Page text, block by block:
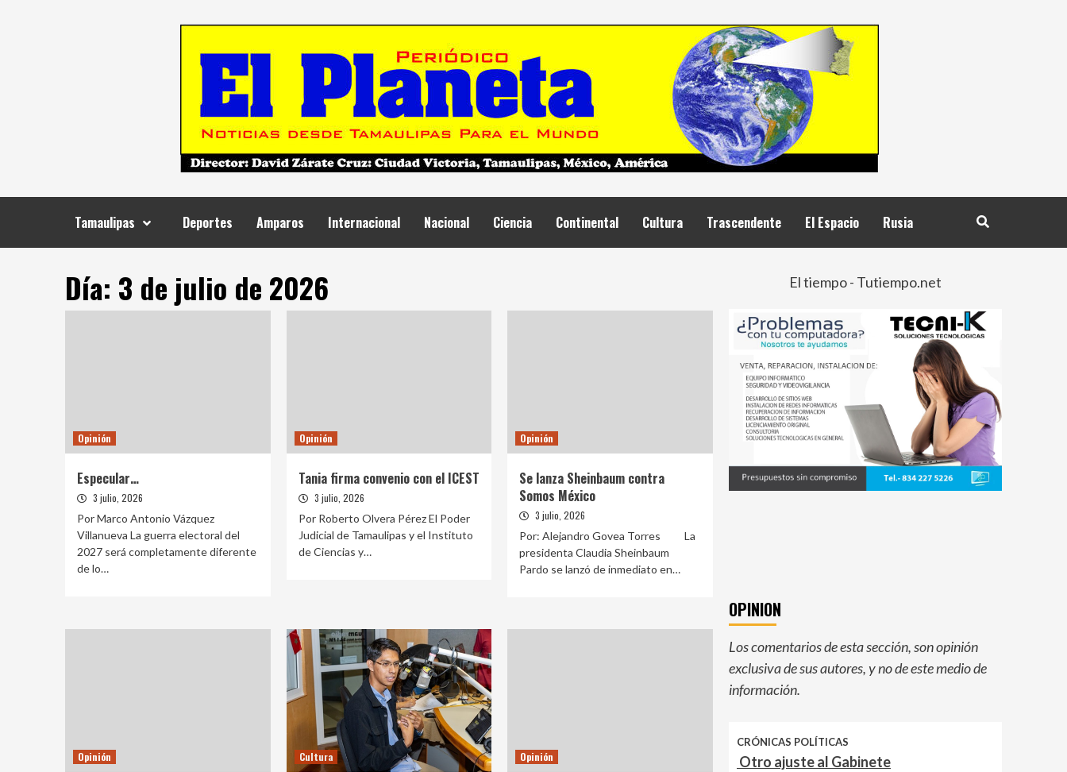
Tamaulipas Deportes Amparos Internacional Nacional Ciencia Continental Cultura Trascendente El Espacio Rusia
Día: 3 de julio de 2026
Opinión
Especular…
3 julio, 2026
Por Marco Antonio Vázquez
Villanueva La guerra electoral del
2027 será completamente diferente
de lo…
Opinión
Tania firma convenio con el ICEST
3 julio, 2026
Por Roberto Olvera Pérez El Poder
Judicial de Tamaulipas y el Instituto
de Ciencias y…
Opinión
Se lanza Sheinbaum contra
Somos México
3 julio, 2026
Por: Alejandro Govea Torres La
presidenta Claudia Sheinbaum
Pardo se lanzó de inmediato en…
Opinión Cultura Opinión
El tiempo - Tutiempo.net
OPINION
Los comentarios de esta sección, son opinión
exclusiva de sus autores, y no de este medio de
información.
CRÓNICAS POLÍTICAS
Otro ajuste al Gabinete